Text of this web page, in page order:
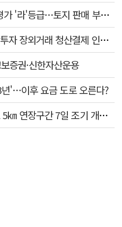
대구도시개발공사 경영평가 '라'등급…토지 판매 부진에 1년 만에 두 단계 '뚝'
예탁결제원, 비상장·조각투자 장외거래 청산결제 인프라 구축 착수…연내 가동
증권·신한자산운용
'…이후 요금 도로 오른다?
철도공단, 오송 시험선로 5㎞ 연장구간 7일 조기 개통…LA 메트로 사업 지원